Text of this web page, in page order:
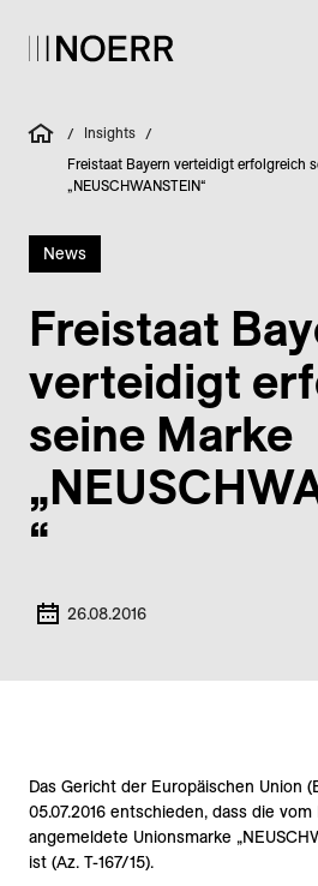
/ Insights /
Freistaat Bayern verteidigt erfolgreich
„NEUSCHWANSTEIN“
News
Freistaat
verteidigt
seine Marke
“
26.08.2016
Das Gericht der Europäischen Union
05.07.2016 entschieden, dass die
angemeldete Unionsmarke
ist (Az. T-167/15).